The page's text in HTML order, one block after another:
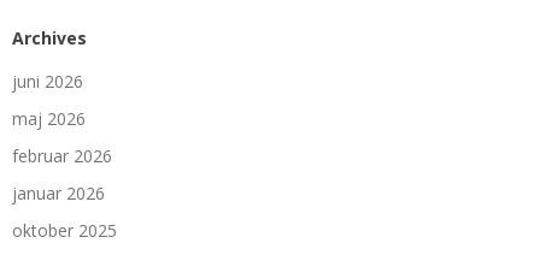
Archives
juni 2026
maj 2026
februar 2026
januar 2026
oktober 2025